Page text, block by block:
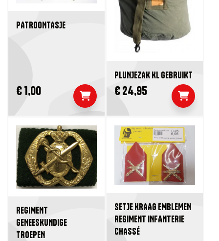
PATROONTASJE
€ 1,00
PLUNJEZAK KL GEBRUIKT
€ 24,95
REGIMENT
GENEESKUNDIGE
TROEPEN
SETJE KRAAG EMBLEMEN
REGIMENT INFANTERIE
CHASSÉ